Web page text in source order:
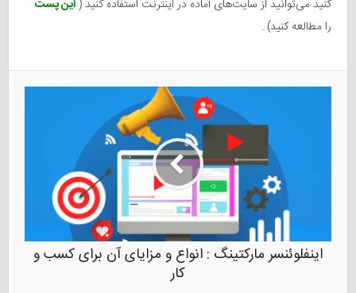
کنید می‌توانید از سایت‌های آماده در اینترنت استفاده کنید (این پست
را مطالعه کنید) .
اینفلوئنسر مارکتینگ : انواع و مزایای آن برای کسب و
کار